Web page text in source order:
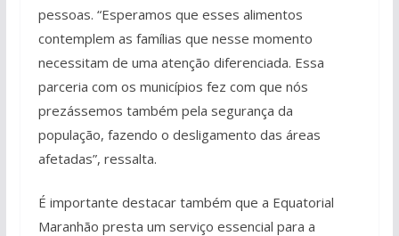
pessoas. “Esperamos que esses alimentos
contemplem as famílias que nesse momento
necessitam de uma atenção diferenciada. Essa
parceria com os municípios fez com que nós
prezássemos também pela segurança da
população, fazendo o desligamento das áreas
afetadas”, ressalta.
É importante destacar também que a Equatorial
Maranhão presta um serviço essencial para a